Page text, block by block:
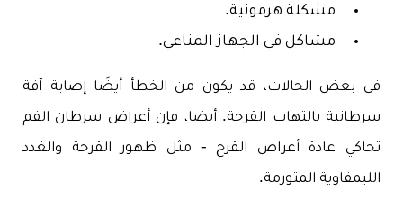
مشكلة هرمونية.
مشاكل في الجهاز المناعي.
في بعض الحالات، قد يكون من الخطأ أيضًا إصابة آفة
سرطانية بالتهاب القرحة. أيضا، فإن أعراض سرطان الفم
تحاكي عادة أعراض القرح - مثل ظهور القرحة والغدد
الليمفاوية المتورمة.